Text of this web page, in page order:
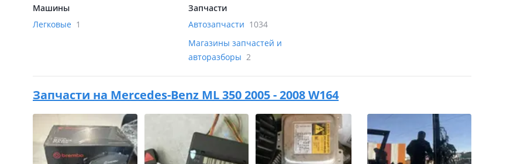
Машины
Легковые 1
Запчасти
Автозапчасти 1034
Магазины запчастей и
авторазборы 2
Запчасти на Mercedes-Benz ML 350 2005 - 2008 W164